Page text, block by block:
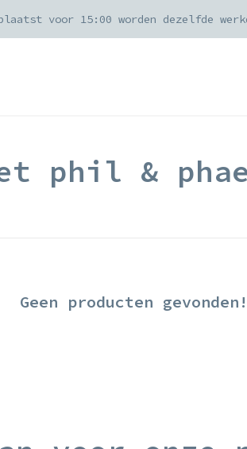
voor 15:00 worden dezelfde
phil & phae
Geen producten gevonden!